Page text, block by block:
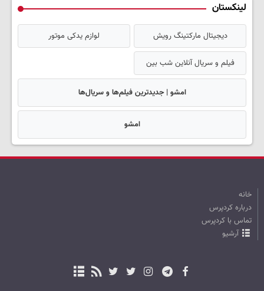
لینکستان
دیجیتال مارکتینگ رویش لوازم یدکی موتور
فیلم و سریال آنلاین شب بین
امشو | جدیدترین فیلم‌ها و سریال‌ها
امشو
خانه
درباره کردپرس
تماس با کردپرس
آرشیو